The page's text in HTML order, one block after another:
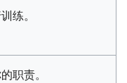
练。
职责。